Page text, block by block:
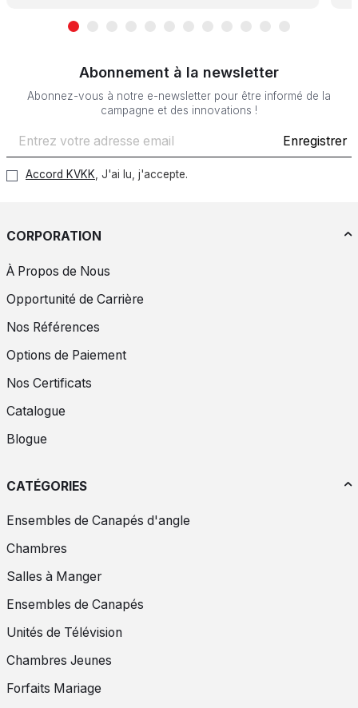
Abonnement à la newsletter
Abonnez-vous à notre e-newsletter pour être informé de la
campagne et des innovations !
Enregistrer
Accord KVKK, J'ai lu, j'accepte.
CORPORATION
À Propos de Nous
Opportunité de Carrière
Nos Références
Options de Paiement
Nos Certificats
Catalogue
Blogue
CATÉGORIES
Ensembles de Canapés d'angle
Chambres
Salles à Manger
Ensembles de Canapés
Unités de Télévision
Chambres Jeunes
Forfaits Mariage